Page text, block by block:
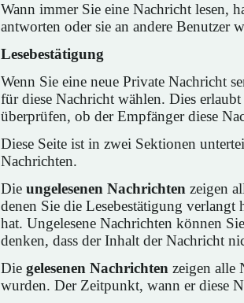
Wann immer Sie eine Nachricht lesen,
antworten oder sie an andere Benutzer
Lesebestätigung
Wenn Sie eine neue Private Nachricht
für diese Nachricht wählen. Dies
überprüfen, ob der Empfänger diese
Diese Seite ist in zwei Sektionen
Nachrichten.
Die ungelesenen Nachrichten zeigen
denen Sie die Lesebestätigung verlangt
hat. Ungelesene Nachrichten können
denken, dass der Inhalt der Nachricht
Die gelesenen Nachrichten zeigen alle
wurden. Der Zeitpunkt, wann er diese